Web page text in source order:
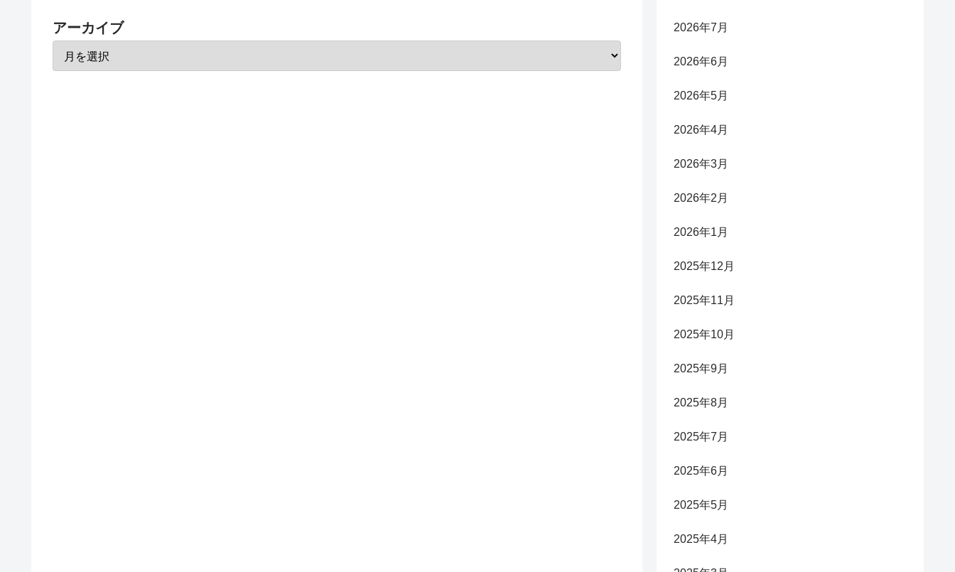
アーカイブ 2026年7月
2026年6月
2026年5月
2026年4月
2026年3月
2026年2月
2026年1月
2025年12月
2025年11月
2025年10月
2025年9月
2025年8月
2025年7月
2025年6月
2025年5月
2025年4月